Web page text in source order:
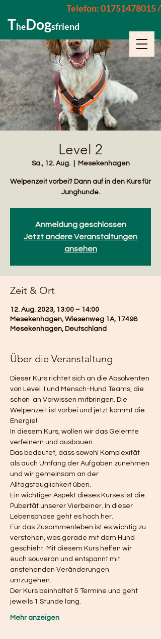
TheDogsfriend
Telefon: 01751478015 /
Level 2
Sa., 12. Aug.
  |
Mesekenhagen
Welpenzeit vorbei? Dann auf in den Kurs für
Junghunde.
Anmeldung geschlossen
Jetzt andere Veranstaltungen
ansehen
Zeit & Ort
12. Aug. 2023, 13:00 – 14:00
Mesekenhagen, Wiesenweg 1A, 17498
Mesekenhagen, Deutschland
Über die Veranstaltung
Dieser Kurs richtet sich an die Absolventen
von Level  I und Mensch-Hund Teams, die
schon  an Vorwissen mitbringen. Die
Welpenzeit ist vorbei und jetzt kommt die
Energie!
In diesem Kurs, wollen wir das Gelernte
verfeinern und ausbauen.
Das bedeutet, dass sowohl Komplexität
als auch Umfang der Aufgaben zunehmen
und wir gemeinsam an der
Alltagstauglichkeit üben.
Ein wichtiger Aspekt dieses Kurses ist die
Pubertät unserer Vierbeiner. In dieser
Lebensphase geht es hoch her.
Für das Zusammenleben ist es wichtig zu
verstehen, was gerade mit dem Hund
geschieht. Mit diesem Kurs helfen wir
euch souverän und entspannt mit
anstehenden Veränderungen
umzugehen.
Der Kurs beinhaltet 5 Termine und geht
jeweils 1 Stunde lang.
Mehr anzeigen